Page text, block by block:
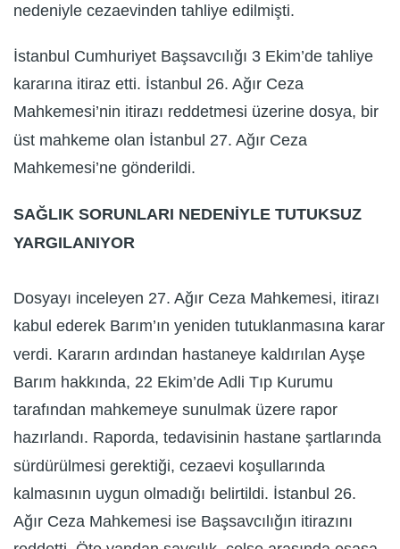
nedeniyle cezaevinden tahliye edilmişti.
İstanbul Cumhuriyet Başsavcılığı 3 Ekim’de tahliye
kararına itiraz etti. İstanbul 26. Ağır Ceza
Mahkemesi’nin itirazı reddetmesi üzerine dosya, bir
üst mahkeme olan İstanbul 27. Ağır Ceza
Mahkemesi’ne gönderildi.
SAĞLIK SORUNLARI NEDENİYLE TUTUKSUZ
YARGILANIYOR
Dosyayı inceleyen 27. Ağır Ceza Mahkemesi, itirazı
kabul ederek Barım’ın yeniden tutuklanmasına karar
verdi. Kararın ardından hastaneye kaldırılan Ayşe
Barım hakkında, 22 Ekim’de Adli Tıp Kurumu
tarafından mahkemeye sunulmak üzere rapor
hazırlandı. Raporda, tedavisinin hastane şartlarında
sürdürülmesi gerektiği, cezaevi koşullarında
kalmasının uygun olmadığı belirtildi. İstanbul 26.
Ağır Ceza Mahkemesi ise Başsavcılığın itirazını